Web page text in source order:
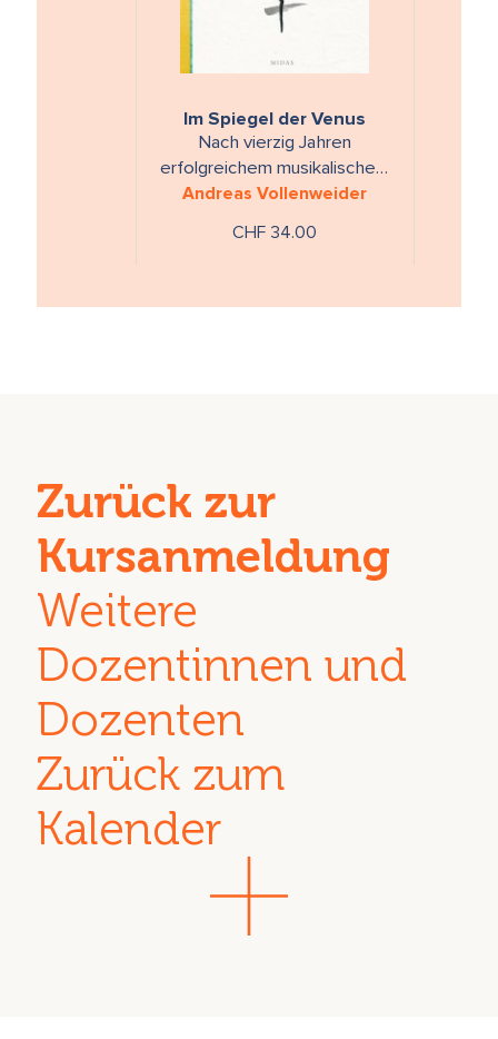
Im Spiegel der Venus
Nach vierzig Jahren
erfolgreichem musikalischem
Schaffen wagt sich Andreas
Andreas Vollenweider
CHF 34.00
Zurück zur
Kursanmeldung
Weitere
Dozentinnen und
Dozenten
Zurück zum
Kalender